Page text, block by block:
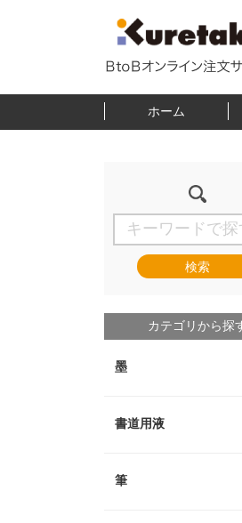
ホーム
検索
カテゴリから探
墨
書道用液
筆